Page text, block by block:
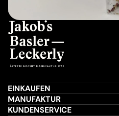
EINKAUFEN
MANUFAKTUR
KUNDENSERVICE